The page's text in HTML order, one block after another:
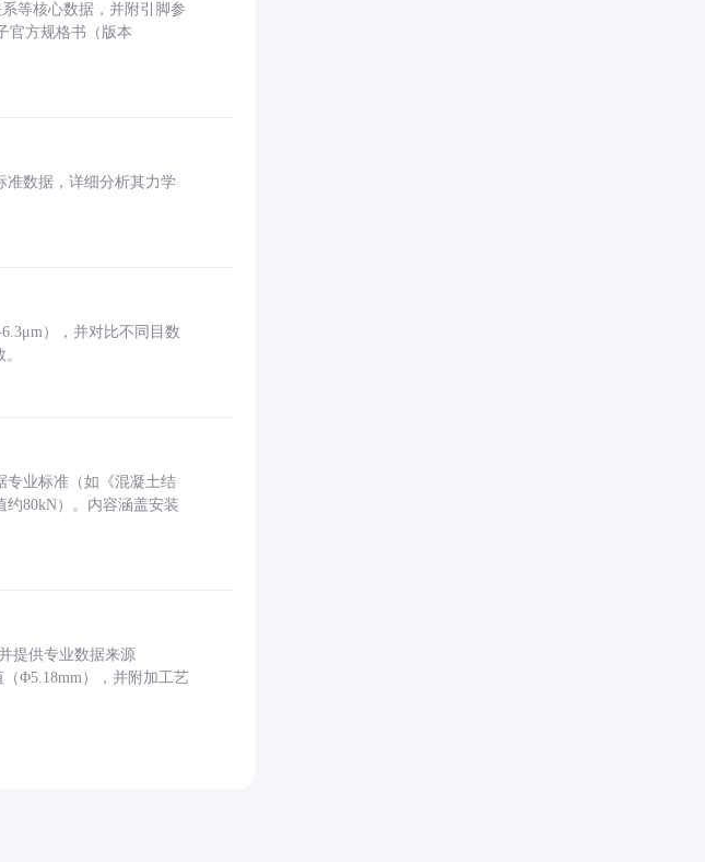
等核心数据，并附引脚参
官方规格书（版本
准数据，详细分析其力学
），并对比不同目数
专业标准（如《混凝土结
约80kN）。内容涵盖安装
提供专业数据来源
Φ5.18mm），并附加工艺